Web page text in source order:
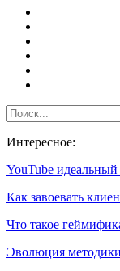
Интересное:
YouTube идеальный
Как завоевать
Что такое
Эволюция